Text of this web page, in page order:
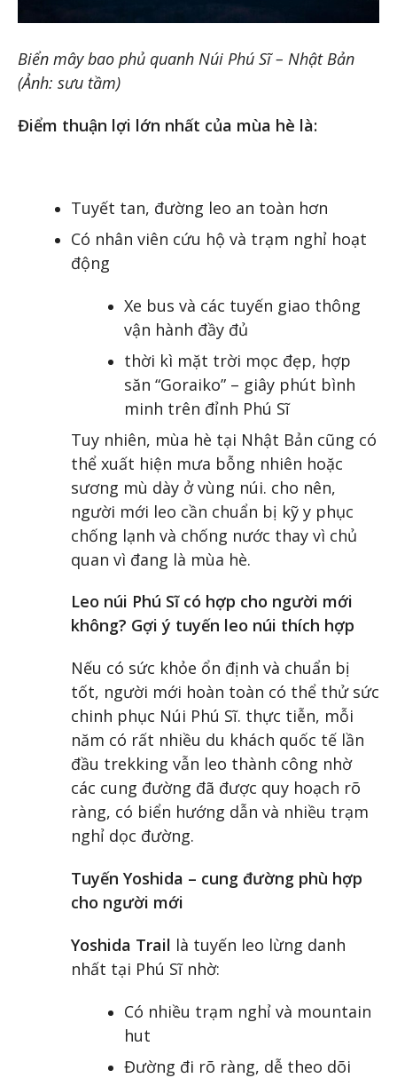
Biển mây bao phủ quanh Núi Phú Sĩ – Nhật Bản
(Ảnh: sưu tầm)
Điểm thuận lợi lớn nhất của mùa hè là:
Tuyết tan, đường leo an toàn hơn
Có nhân viên cứu hộ và trạm nghỉ hoạt
động
Xe bus và các tuyến giao thông
vận hành đầy đủ
thời kì mặt trời mọc đẹp, hợp
săn “Goraiko” – giây phút bình
minh trên đỉnh Phú Sĩ
Tuy nhiên, mùa hè tại Nhật Bản cũng có
thể xuất hiện mưa bỗng nhiên hoặc
sương mù dày ở vùng núi. cho nên,
người mới leo cần chuẩn bị kỹ y phục
chống lạnh và chống nước thay vì chủ
quan vì đang là mùa hè.
Leo núi Phú Sĩ có hợp cho người mới
không? Gợi ý tuyến leo núi thích hợp
Nếu có sức khỏe ổn định và chuẩn bị
tốt, người mới hoàn toàn có thể thử sức
chinh phục Núi Phú Sĩ. thực tiễn, mỗi
năm có rất nhiều du khách quốc tế lần
đầu trekking vẫn leo thành công nhờ
các cung đường đã được quy hoạch rõ
ràng, có biển hướng dẫn và nhiều trạm
nghỉ dọc đường.
Tuyến Yoshida – cung đường phù hợp
cho người mới
Yoshida Trail là tuyến leo lừng danh
nhất tại Phú Sĩ nhờ:
Có nhiều trạm nghỉ và mountain
hut
Đường đi rõ ràng, dễ theo dõi